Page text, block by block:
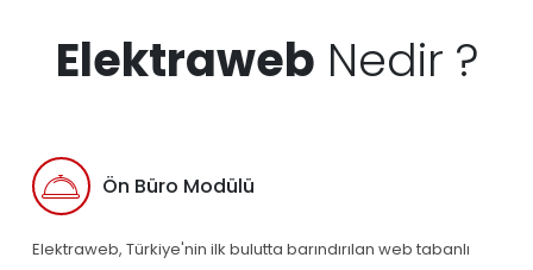
Elektraweb Nedir ?
Ön Büro Modülü
Elektraweb, Türkiye'nin ilk bulutta barındırılan web tabanlı